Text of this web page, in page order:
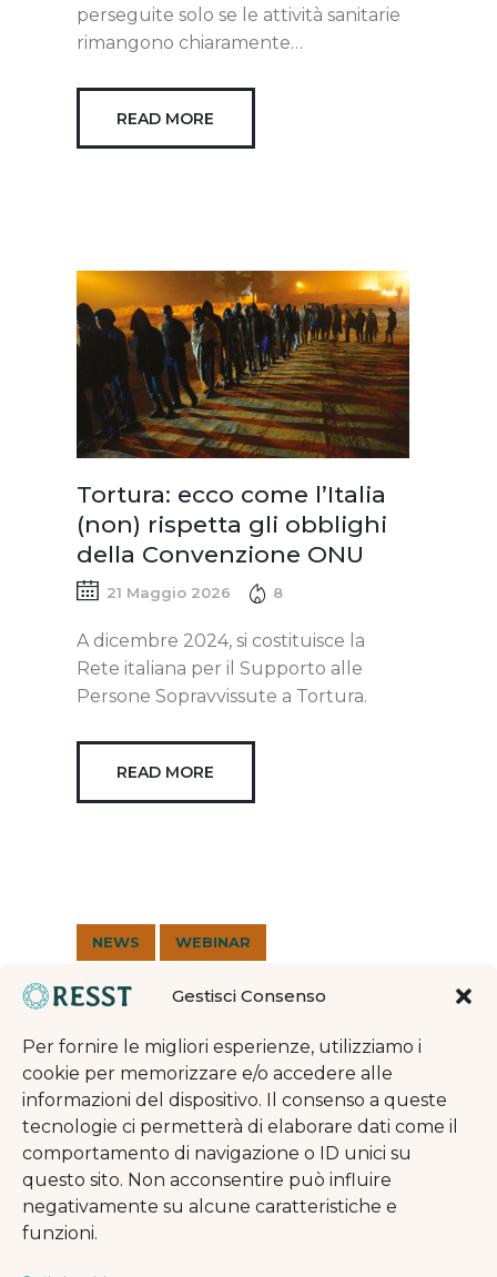
Gestisci Consenso
Per fornire le migliori esperienze, utilizziamo i
cookie per memorizzare e/o accedere alle
informazioni del dispositivo. Il consenso a queste
tecnologie ci permetterà di elaborare dati come il
comportamento di navigazione o ID unici su
questo sito. Non acconsentire può influire
negativamente su alcune caratteristiche e
funzioni.
perseguite solo se le attività sanitarie
rimangono chiaramente…
READ MORE
Tortura: ecco come l’Italia
(non) rispetta gli obblighi
della Convenzione ONU
21 Maggio 2026 8
A dicembre 2024, si costituisce la
Rete italiana per il Supporto alle
Persone Sopravvissute a Tortura.
READ MORE
NEWS WEBINAR
30 Luglio 2025
Webinar ReSST
Parte un ciclo di webinar a cura della
ReSST, per favorire la riflessione e lo
scambio di buone pratiche sui temi
del supporto alle persone
sopravvissute a tortura.